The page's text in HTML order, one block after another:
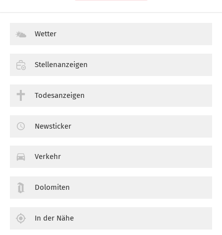
Wetter
Stellenanzeigen
Todesanzeigen
Newsticker
Verkehr
Dolomiten
In der Nähe